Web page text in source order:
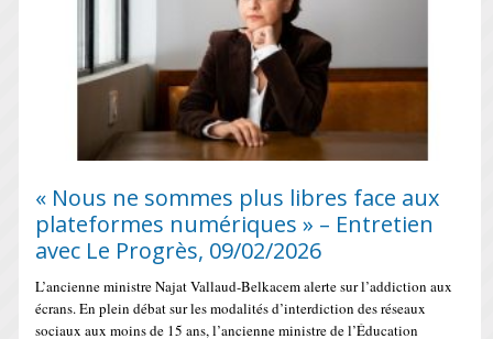
« Nous ne sommes plus libres face aux
plateformes numériques » – Entretien
avec Le Progrès, 09/02/2026
L’ancienne ministre Najat Vallaud-Belkacem alerte sur l’addiction aux
écrans. En plein débat sur les modalités d’interdiction des réseaux
sociaux aux moins de 15 ans, l’ancienne ministre de l’Éducation